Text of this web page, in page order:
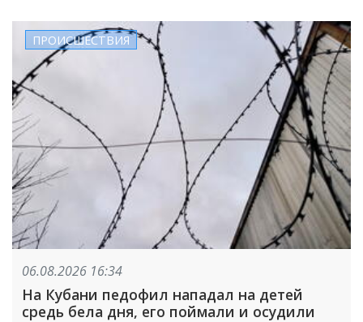
ПРОИСШЕСТВИЯ
06.08.2026 16:34
На Кубани педофил нападал на детей
средь бела дня, его поймали и осудили